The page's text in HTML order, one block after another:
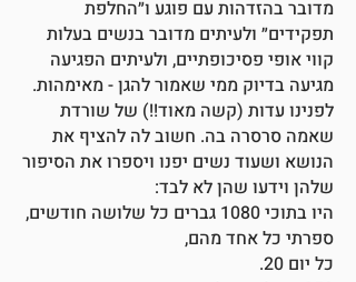
מדובר בהזדהות עם פוגע ו״החלפת
תפקידים״ ולעיתים מדובר בנשים בעלות
קווי אופי פסיכופתיים, ולעיתים הפגיעה
מגיעה בדיוק ממי שאמור להגן - מאימהות.
לפנינו עדות (קשה מאוד!!) של שורדת
שאמה סרסרה בה. חשוב לה להציף את
הנושא ושעוד נשים יפנו ויספרו את הסיפור
שלהן וידעו שהן לא לבד:
היו בתוכי 1080 גברים כל שלושה חודשים,
ספרתי כל אחד מהם,
כל יום 20.